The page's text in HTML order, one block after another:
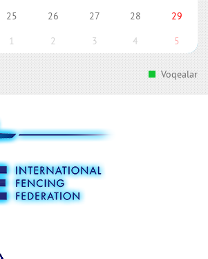
25 26 27 28
29
1 2 3 4 5
Voqealar